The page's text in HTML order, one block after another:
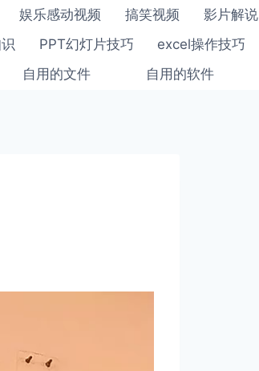
娱乐感动视频 搞笑视频 影片解说
PPT幻灯片技巧 excel操作技巧
自用的文件 自用的软件